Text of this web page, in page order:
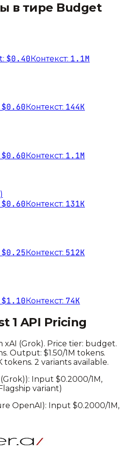
в тире Budget
$0.40Контекст: 1.1M
$0.60 Контекст: 144K
$0.60Контекст: 1.1M
$0.60 Контекст: 131K
$0.25Контекст: 512K
$1.10 Контекст: 74K
1 API Pricing
xAI (Grok). Price tier: budget.
Output: $1.50/1M tokens.
tokens. 2 variants available.
): Input $0.2000/1M,
variant)
OpenAI): Input $0.2000/1M,